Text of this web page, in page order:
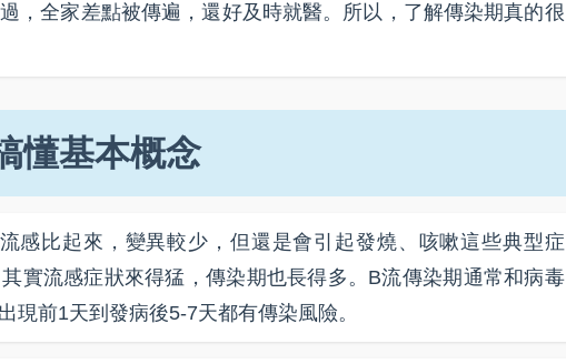
，全家差點被傳遍，還好及時就醫。所以，了解傳染期真的很
懂基本概念
感比起來，變異較少，但還是會引起發燒、咳嗽這些典型症
實流感症狀來得猛，傳染期也長得多。B流傳染期通常和病毒
現前1天到發病後5-7天都有傳染風險。